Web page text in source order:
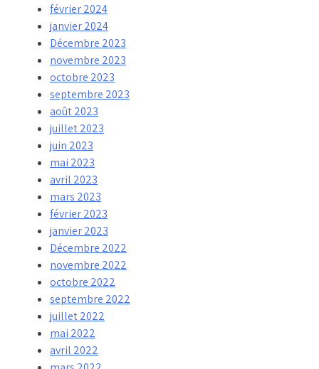
février 2024
janvier 2024
Décembre 2023
novembre 2023
octobre 2023
septembre 2023
août 2023
juillet 2023
juin 2023
mai 2023
avril 2023
mars 2023
février 2023
janvier 2023
Décembre 2022
novembre 2022
octobre 2022
septembre 2022
juillet 2022
mai 2022
avril 2022